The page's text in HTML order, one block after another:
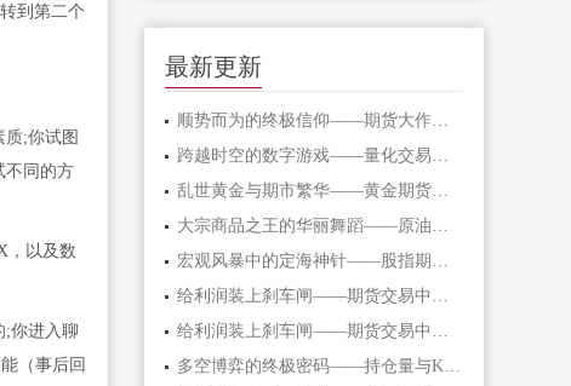
到第二个
;你试图
不同的方
，以及数
你进入聊
（事后回
最新更新
顺势而为的终极信仰——期货大作手的修
跨越时空的数字游戏——量化交易在期货
乱世黄金与期市繁华——黄金期货的避险
大宗商品之王的华丽舞蹈——原油期货的
宏观风暴中的定海神针——股指期货的对
给利润装上刹车闸——期货交易中不可逾